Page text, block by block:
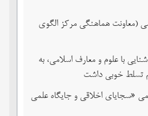
(معاونت هماهنگی مرکز الگوی
با علوم و معارف اسلامی، به
تسلط خوبی داشت
«سجایای اخلاقی و جایگاه علمی